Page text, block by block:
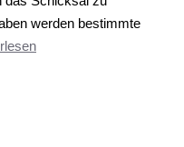
werden bestimmte